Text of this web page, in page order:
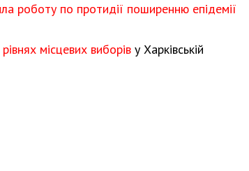
роботу по протидії поширенню епідемії
місцевих виборів у Харківській